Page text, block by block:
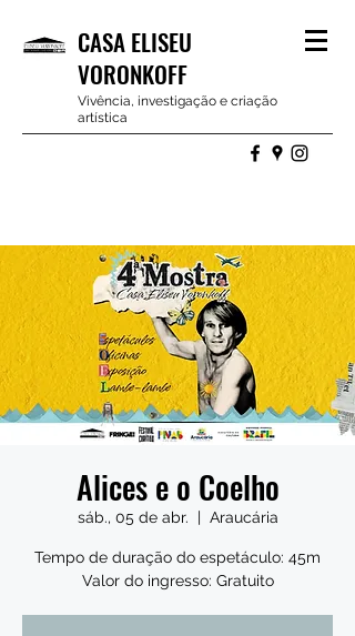
CASA ELISEU
VORONKOFF
Vivência, investigação e criação
artística
Alices e o Coelho
sáb., 05 de abr.
  |
Araucária
Tempo de duração do espetáculo: 45m
Valor do ingresso: Gratuito